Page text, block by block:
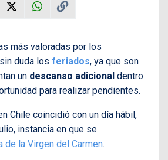
más valoradas por los
duda los feriados, ya que son
un descanso adicional dentro
para realizar pendientes.
Chile coincidió con un día hábil,
instancia en que se
de la Virgen del Carmen.